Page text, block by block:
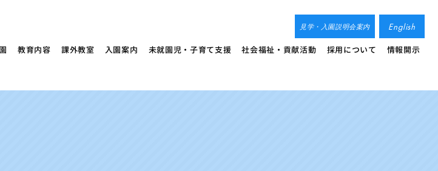
見学・入園説明会案内 English
教育内容 課外教室 入園案内 未就園児・子育て支援 社会福祉・貢献活動 採用について 情報開示